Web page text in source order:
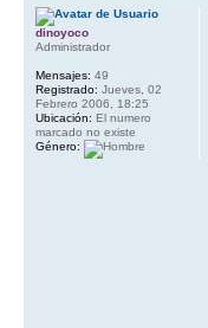
dinoyoco
Administrador
Mensajes: 49
Registrado: Jueves, 02
Febrero 2006, 18:25
Ubicación: El numero
marcado no existe
Género: